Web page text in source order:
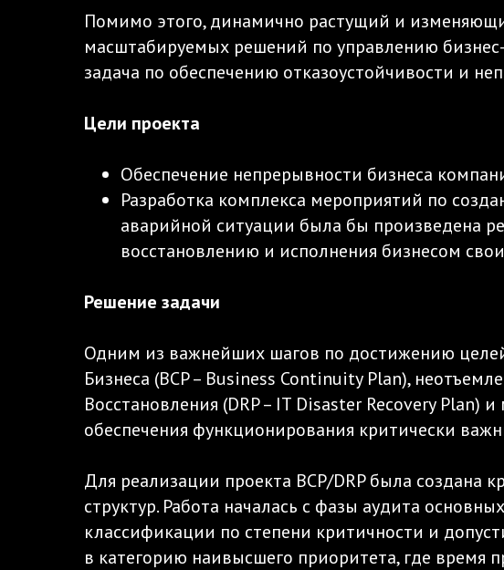
Помимо этого, динамично растущий и
масштабируемых решений по управлению
задача по обеспечению отказоустойчивости и
Цели проекта
Обеспечение непрерывности бизнеса
Разработка комплекса мероприятий по
аварийной ситуации была бы произведена
восстановлению и исполнения бизнесом
Решение задачи
Одним из важнейших шагов по достижению
Бизнеса (BCP – Business Continuity Plan),
Восстановления (DRP – IT Disaster Recovery
обеспечения функционирования критически
Для реализации проекта BCP/DRP была создана
структур. Работа началась с фазы аудита
классификации по степени критичности и
в категорию наивысшего приоритета, где время